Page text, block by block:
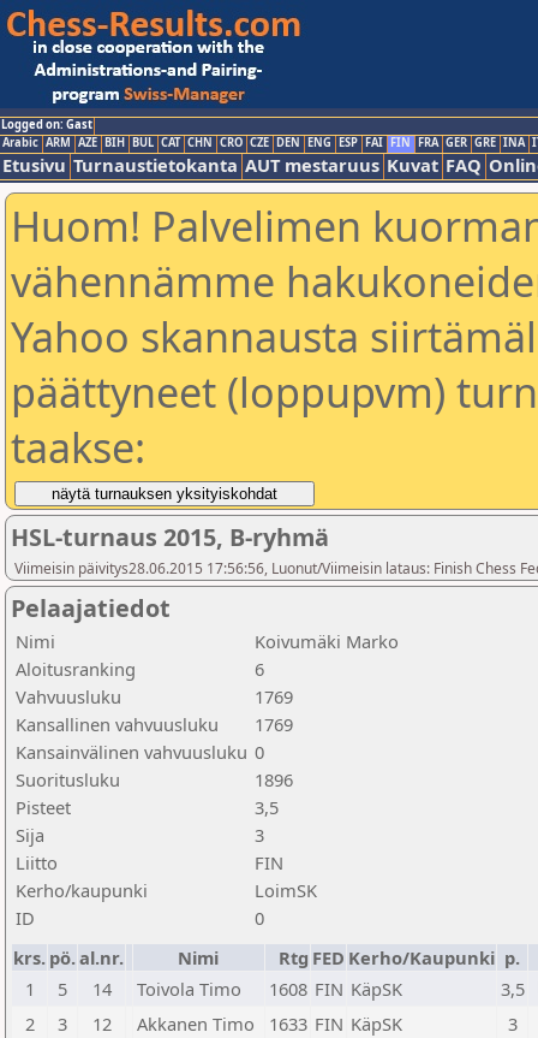
Logged on: Gast
Arabic ARM AZE BIH BUL CAT CHN CRO CZE DEN ENG ESP FAI FIN FRA GER GRE INA
Etusivu Turnaustietokanta AUT mestaruus Kuvat FAQ
Huom! Palvelimen
vähennämme
Yahoo skannausta
päättyneet (loppupvm)
taakse:
HSL-turnaus 2015, B-ryhmä
Viimeisin päivitys28.06.2015 17:56:56, Luonut/Viimeisin lataus: Finish Chess
Pelaajatiedot
Nimi
Koivumäki Marko
Aloitusranking
6
Vahvuusluku
1769
Kansallinen vahvuusluku
1769
Kansainvälinen vahvuusluku 0
Suoritusluku
1896
Pisteet
3,5
Sija
3
Liitto
FIN
Kerho/kaupunki
LoimSK
ID
0
krs. pö.al.nr. Nimi Rtg FED Kerho/Kaupunki p.
1
5 14 Toivola Timo 1608 FIN KäpSK
3,5
2
3 12 Akkanen Timo 1633 FIN KäpSK
3